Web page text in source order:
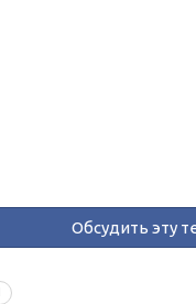
Обсудить эту